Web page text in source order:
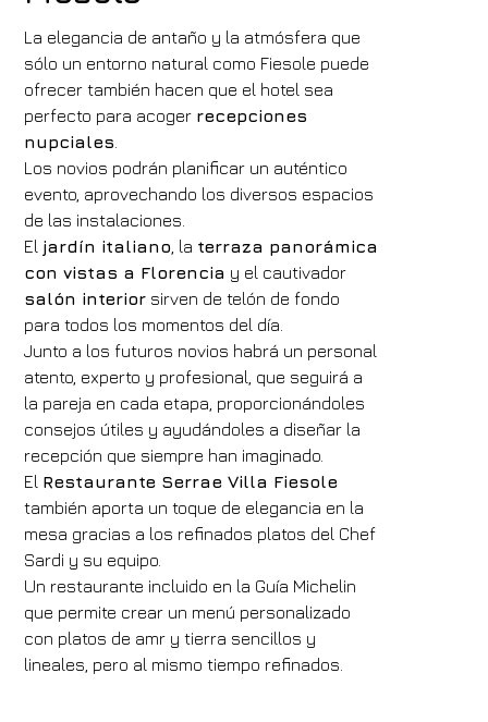
Hotel
Hotel Villa Fiesole
Llegada
08
Salida
Habitaciones
1
Adultos
2
Niños
0
Código de descuento
Reserve
Modificar la reserva
La elegancia de antaño y la atmósfera que
sólo un entorno natural como Fiesole puede
ofrecer también hacen que el hotel sea
perfecto para acoger recepciones
nupciales
Los novios podrán planificar un auténtico
evento, aprovechando los diversos espacios
de las instalaciones.
El jardín italiano , la terraza panorámica
con vistas a Florencia y el cautivador
salón interior sirven de telón de fondo
para todos los momentos del día.
Junto a los futuros novios habrá un personal
atento, experto y profesional, que seguirá a
la pareja en cada etapa, proporcionándoles
consejos útiles y ayudándoles a diseñar la
recepción que siempre han imaginado.
El Restaurante Serrae Villa Fiesole
también aporta un toque de elegancia en la
mesa gracias a los refinados platos del Chef
Sardi y su equipo.
Un restaurante incluido en la Guía Michelin
que permite crear un menú personalizado
con platos de amr y tierra sencillos y
lineales, pero al mismo tiempo refinados.